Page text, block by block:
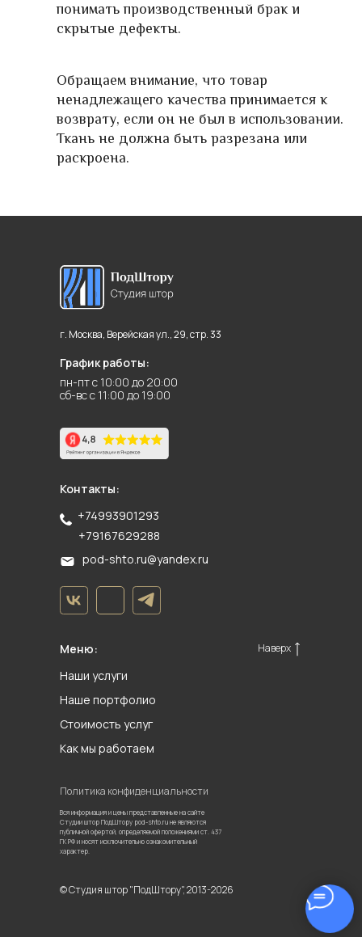
понимать производственный брак и
скрытые дефекты.
Обращаем внимание, что товар
ненадлежащего качества принимается к
возврату, если он не был в использовании.
Ткань не должна быть разрезана или
раскроена.
г. Москва, Верейская ул., 29, стр. 33
Контакты:
Меню:
Политика конфиденциальности
Вся информация и цены представленные на сайте
Студии штор ПодШтору pod-shto.ru не являются
публичной офертой, определяемой положениями ст. 437
ГК РФ и носят исключительно ознакомительный
характер.
График работы:
пн-пт с 10:00 до 20:00
сб-вс с 11:00 до 19:00
© Студия штор "ПодШтору", 2013-2026
pod-shto.ru@yandex.ru
Наши услуги
Наше портфолио
Стоимость услуг
Как мы работаем
+74993901293
+79167629288
Наверх